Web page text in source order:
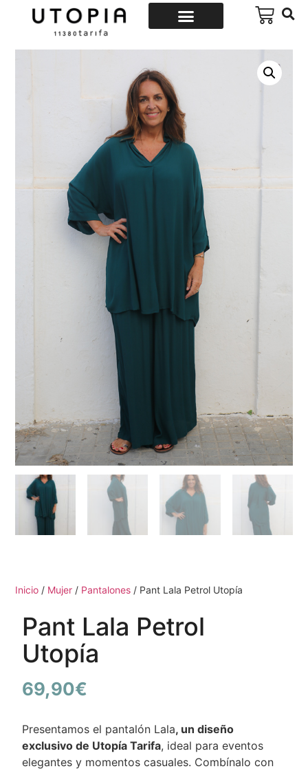
Inicio / Mujer / Pantalones / Pant Lala Petrol Utopía
Pant Lala Petrol
Utopía
69,90€
Presentamos el pantalón Lala, un diseño
exclusivo de Utopía Tarifa, ideal para eventos
elegantes y momentos casuales. Combínalo con